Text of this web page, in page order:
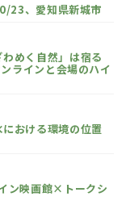
23、愛知県新城市
めく自然」は宿る
ラインと会場のハイ
おける環境の位置
ン映画館×トークシ